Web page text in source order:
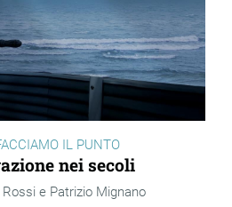
IL PUNTO
nei secoli
e Patrizio Mignano